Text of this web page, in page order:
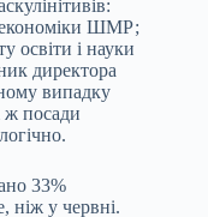
економіки ШМР;
освіти і науки
директора
випадку
ж посади
33%
ніж у червні.